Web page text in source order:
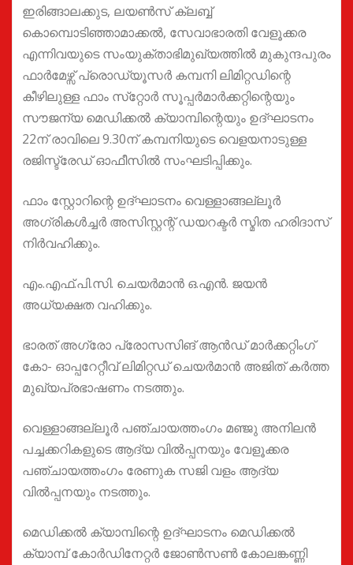
ഇരിങ്ങാലക്കുട, ലയണ്‍സ് ക്ലബ്ബ്
കൊമ്പൊടിഞ്ഞാമാക്കല്‍, സേവാഭാരതി വേളൂക്കര
എന്നിവയുടെ സംയുക്താഭിമുഖ്യത്തില്‍ മുകുന്ദപുരം
ഫാര്‍മേഴ്സ് പ്രൊഡ്യൂസര്‍ കമ്പനി ലിമിറ്റഡിന്റെ
കീഴിലുള്ള ഫാം സ്‌റ്റോര്‍ സൂപ്പര്‍മാര്‍ക്കറ്റിന്റെയും
സൗജന്യ മെഡിക്കല്‍ ക്യാമ്പിന്റെയും ഉദ്ഘാടനം
22ന് രാവിലെ 9.30ന് കമ്പനിയുടെ വെളയനാടുള്ള
രജിസ്ട്രേഡ് ഓഫീസില്‍ സംഘടിപ്പിക്കും.
ഫാം സ്റ്റോറിന്റെ ഉദ്ഘാടനം വെള്ളാങ്ങല്ലൂര്‍
അഗ്രികള്‍ച്ചര്‍ അസിസ്റ്റന്റ് ഡയറക്ടര്‍ സ്മിത ഹരിദാസ്
നിര്‍വഹിക്കും.
എം.എഫ്.പി.സി. ചെയര്‍മാന്‍ ഒ.എന്‍. ജയന്‍
അധ്യക്ഷത വഹിക്കും.
ഭാരത് അഗ്രോ പ്രോസസിങ് ആന്‍ഡ് മാര്‍ക്കറ്റിംഗ്
കോ- ഓപ്പറേറ്റീവ് ലിമിറ്റഡ് ചെയര്‍മാന്‍ അജിത് കര്‍ത്ത
മുഖ്യപ്രഭാഷണം നടത്തും.
വെള്ളാങ്ങല്ലൂര്‍ പഞ്ചായത്തംഗം മഞ്ജു അനിലന്‍
പച്ചക്കറികളുടെ ആദ്യ വില്‍പ്പനയും വേളൂക്കര
പഞ്ചായത്തംഗം രേണുക സജി വളം ആദ്യ
വില്‍പ്പനയും നടത്തും.
മെഡിക്കല്‍ ക്യാമ്പിന്റെ ഉദ്ഘാടനം മെഡിക്കല്‍
ക്യാമ്പ് കോര്‍ഡിനേറ്റര്‍ ജോണ്‍സണ്‍ കോലങ്കണ്ണി